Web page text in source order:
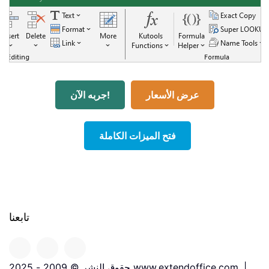
جربه الآن! عرض الأسعار
فتح الميزات الكاملة
تابعنا